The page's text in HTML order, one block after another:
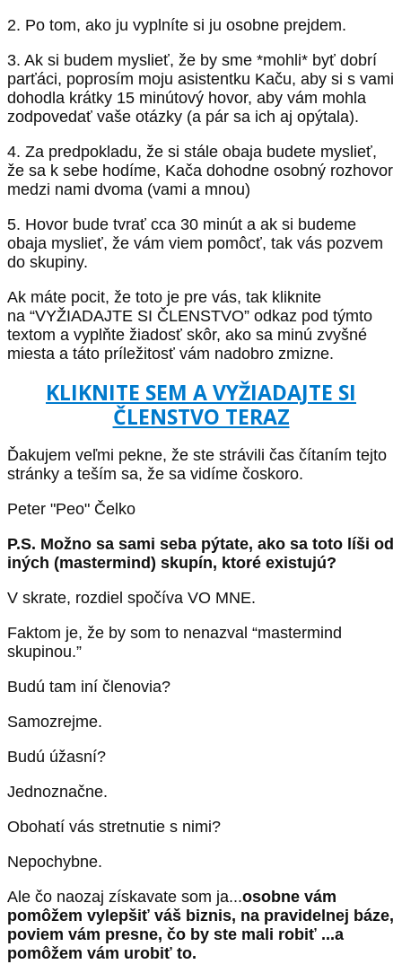
2. Po tom, ako ju vyplníte si ju osobne prejdem.
3. Ak si budem myslieť, že by sme *mohli* byť dobrí
parťáci, poprosím moju asistentku Kaču, aby si s vami
dohodla krátky 15 minútový hovor, aby vám mohla
zodpovedať vaše otázky (a pár sa ich aj opýtala).
4. Za predpokladu, že si stále obaja budete myslieť,
že sa k sebe hodíme, Kača dohodne osobný rozhovor
medzi nami dvoma (vami a mnou)
5. Hovor bude tvrať cca 30 minút a ak si budeme
obaja myslieť, že vám viem pomôcť, tak vás pozvem
do skupiny.
Ak máte pocit, že toto je pre vás, tak kliknite
na “VYŽIADAJTE SI ČLENSTVO” odkaz pod týmto
textom a vyplňte žiadosť skôr, ako sa minú zvyšné
miesta a táto príležitosť vám nadobro zmizne.
KLIKNITE SEM A VYŽIADAJTE SI
ČLENSTVO TERAZ
Ďakujem veľmi pekne, že ste strávili čas čítaním tejto
stránky a teším sa, že sa vidíme čoskoro.
Peter "Peo" Čelko
P.S. Možno sa sami seba pýtate, ako sa toto líši od
iných (mastermind) skupín, ktoré existujú?
V skrate, rozdiel spočíva VO MNE.
Faktom je, že by som to nenazval “mastermind
skupinou.”
Budú tam iní členovia?
Samozrejme.
Budú úžasní?
Jednoznačne.
Obohatí vás stretnutie s nimi?
Nepochybne.
Ale čo naozaj získavate som ja...osobne vám
pomôžem vylepšiť váš biznis, na pravidelnej báze,
poviem vám presne, čo by ste mali robiť ...a
pomôžem vám urobiť to.